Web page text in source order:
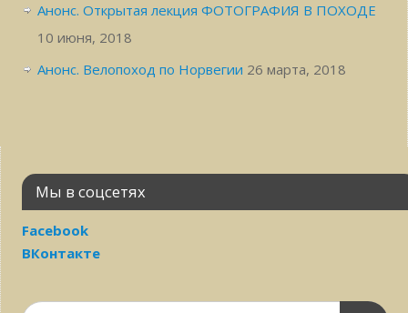
Анонс. Открытая лекция ФОТОГРАФИЯ В ПОХОДЕ
10 июня, 2018
Анонс. Велопоход по Норвегии 26 марта, 2018
Мы в соцсетях
Facebook
ВКонтакте